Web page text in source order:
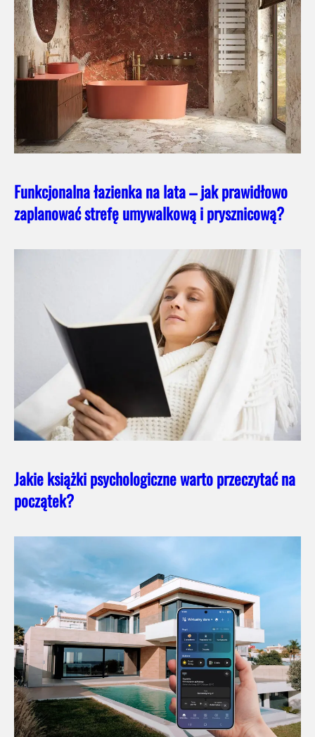
Funkcjonalna łazienka na lata – jak prawidłowo
zaplanować strefę umywalkową i prysznicową?
Jakie książki psychologiczne warto przeczytać na
początek?